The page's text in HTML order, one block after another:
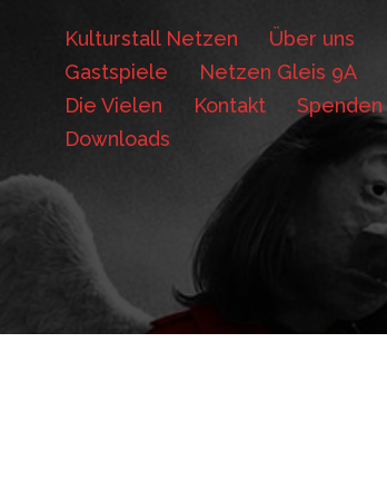
Kulturstall Netzen Über uns
Gastspiele
Netzen Gleis 9A
Die Vielen
Kontakt Spenden
Downloads